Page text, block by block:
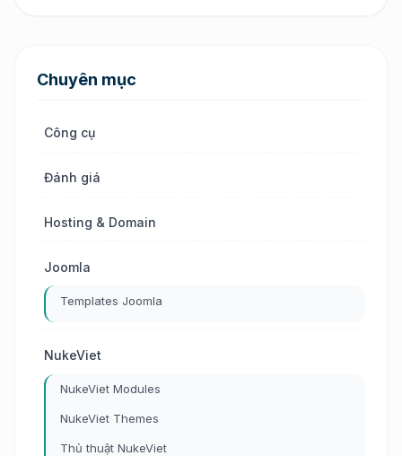
Chuyên mục
Công cụ
Đánh giá
Hosting & Domain
Joomla
Templates Joomla
NukeViet
NukeViet Modules
NukeViet Themes
Thủ thuật NukeViet